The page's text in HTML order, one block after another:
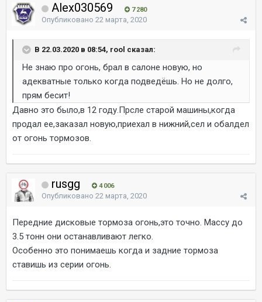
Alex030569 7 280
Опубликовано 22 марта, 2020
В 22.03.2020 в 08:54, rool сказал:
Не знаю про огонь, брал в салоне новую, но
адекватные только когда подведёшь. Но не долго,
прям бесит!
Давно это было,в 12 году.Прсле старой машины,когда
продал ее,заказал новую,приехал в нижний,сел и обалдел
от огонь тормозов.
rusgg 4 006
Опубликовано 22 марта, 2020
Передние дисковые тормоза огонь,это точно. Массу до
3.5 тонн они останавливают легко.
Особенно это понимаешь когда и задние тормоза
ставишь из серии огонь.